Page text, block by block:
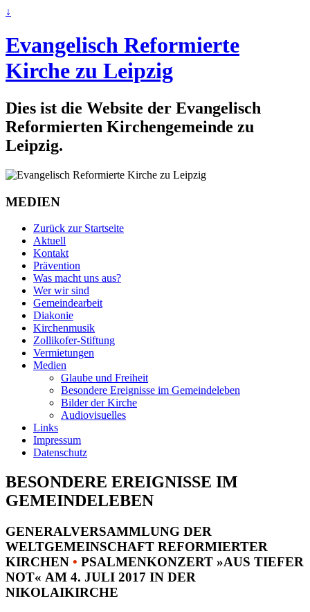
↓
Evangelisch Reformierte
Kirche zu Leipzig
Dies ist die Website der Evangelisch
Reformierten Kirchengemeinde zu
Leipzig.
MEDIEN
Zurück zur Startseite
Aktuell
Kontakt
Prävention
Was macht uns aus?
Wer wir sind
Gemeindearbeit
Diakonie
Kirchenmusik
Zollikofer-Stiftung
Vermietungen
Medien
Glaube und Freiheit
Besondere Ereignisse im Gemeindeleben
Bilder der Kirche
Audiovisuelles
Links
Impressum
Datenschutz
BESONDERE EREIGNISSE IM
GEMEINDELEBEN
GENERALVERSAMMLUNG DER
WELTGEMEINSCHAFT REFORMIERTER
KIRCHEN • PSALMENKONZERT »AUS TIEFER
NOT« AM 4. JULI 2017 IN DER
NIKOLAIKIRCHE